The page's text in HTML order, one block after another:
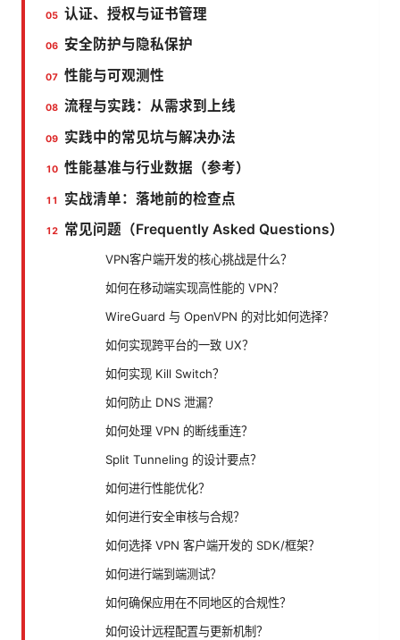
认证、授权与证书管理
安全防护与隐私保护
性能与可观测性
流程与实践：从需求到上线
实践中的常见坑与解决办法
性能基准与行业数据（参考）
实战清单：落地前的检查点
常见问题（Frequently Asked Questions）
VPN客户端开发的核心挑战是什么？
如何在移动端实现高性能的 VPN？
WireGuard 与 OpenVPN 的对比如何选择？
如何实现跨平台的一致 UX？
如何实现 Kill Switch？
如何防止 DNS 泄漏？
如何处理 VPN 的断线重连？
Split Tunneling 的设计要点？
如何进行性能优化？
如何进行安全审核与合规？
如何选择 VPN 客户端开发的 SDK/框架？
如何进行端到端测试？
如何确保应用在不同地区的合规性？
如何设计远程配置与更新机制？